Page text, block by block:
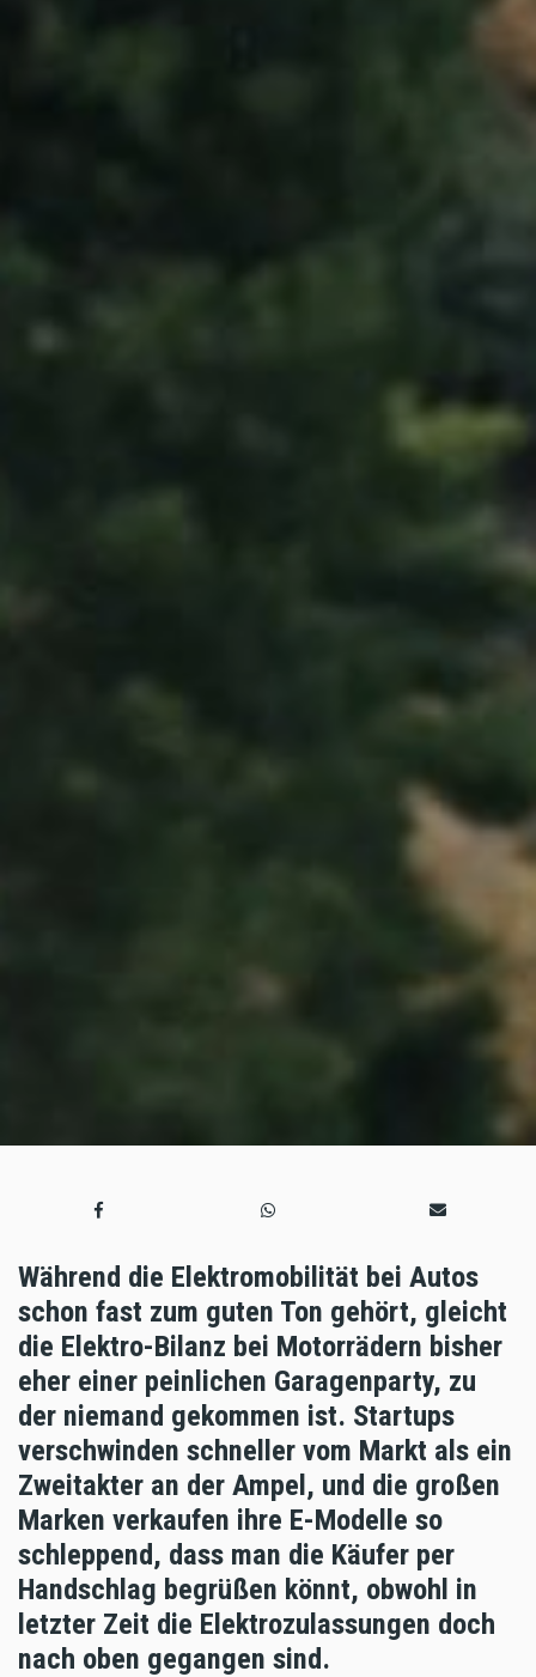
Während die Elektromobilität bei Autos
schon fast zum guten Ton gehört, gleicht
die Elektro-Bilanz bei Motorrädern bisher
eher einer peinlichen Garagenparty, zu
der niemand gekommen ist. Startups
verschwinden schneller vom Markt als ein
Zweitakter an der Ampel, und die großen
Marken verkaufen ihre E-Modelle so
schleppend, dass man die Käufer per
Handschlag begrüßen könnt, obwohl in
letzter Zeit die Elektrozulassungen doch
nach oben gegangen sind.